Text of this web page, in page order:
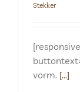
Stekker
vorm. [...]